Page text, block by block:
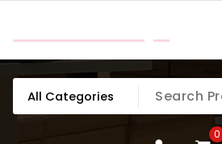
content
0